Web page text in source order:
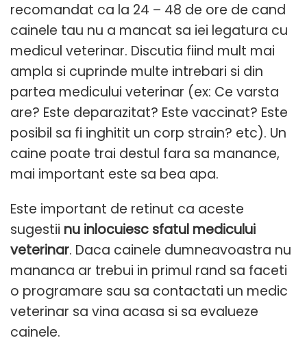
recomandat ca la 24 – 48 de ore de cand
cainele tau nu a mancat sa iei legatura cu
medicul veterinar. Discutia fiind mult mai
ampla si cuprinde multe intrebari si din
partea medicului veterinar (ex: Ce varsta
are? Este deparazitat? Este vaccinat? Este
posibil sa fi inghitit un corp strain? etc). Un
caine poate trai destul fara sa manance,
mai important este sa bea apa.
Este important de retinut ca aceste
sugestii nu inlocuiesc sfatul medicului
veterinar. Daca cainele dumneavoastra nu
mananca ar trebui in primul rand sa faceti
o programare sau sa contactati un medic
veterinar sa vina acasa si sa evalueze
cainele.